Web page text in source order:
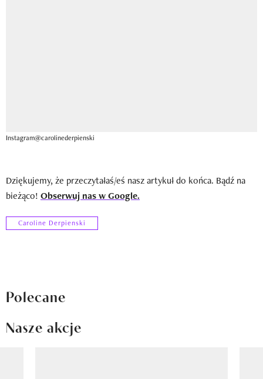
Instagram@carolinederpienski
Dziękujemy, że przeczytałaś/eś nasz artykuł do końca. Bądź na
bieżąco! Obserwuj nas w Google.
Caroline Derpienski
Polecane
Nasze akcje